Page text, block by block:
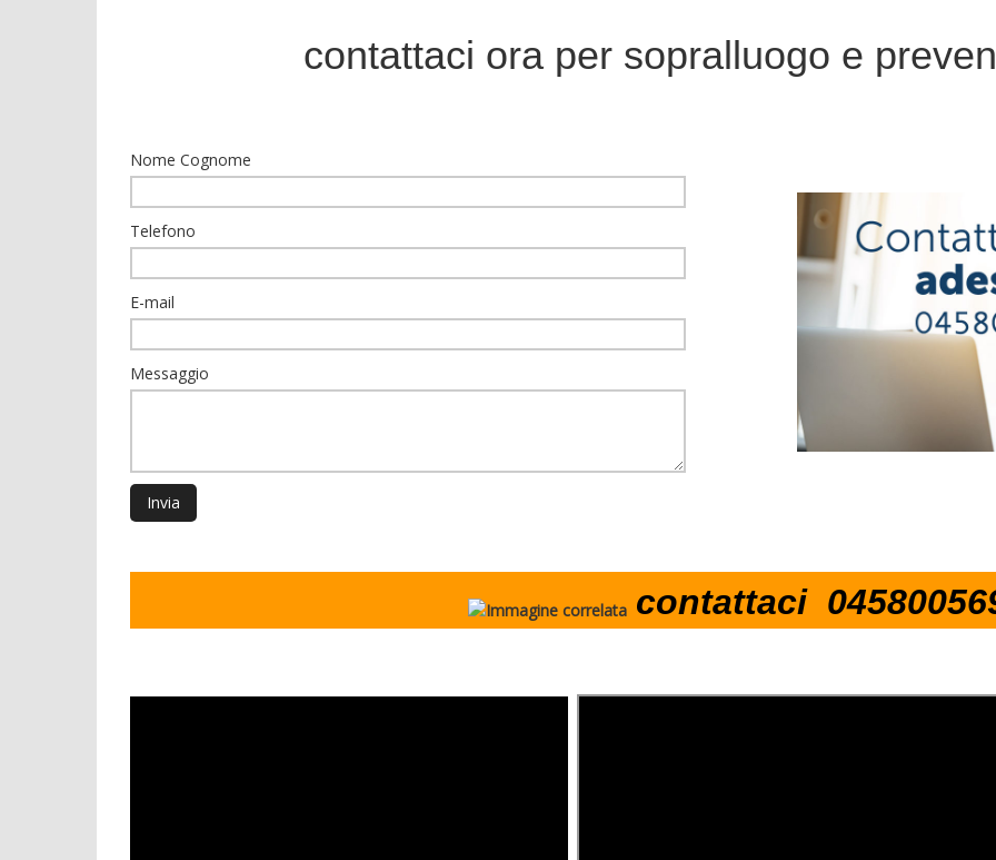
contattaci ora per sopralluogo e
Nome Cognome
Telefono
E-mail
Messaggio
contattaci